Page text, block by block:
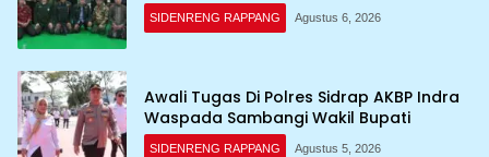
SIDENRENG RAPPANG Agustus 6, 2026
Awali Tugas Di Polres Sidrap AKBP Indra
Waspada Sambangi Wakil Bupati
SIDENRENG RAPPANG Agustus 5, 2026